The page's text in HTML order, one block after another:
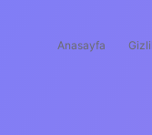
Anasayfa